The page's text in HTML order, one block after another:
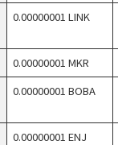
0.00000001 LINK
0.00000001 MKR
0.00000001 BOBA
0.00000001 ENJ